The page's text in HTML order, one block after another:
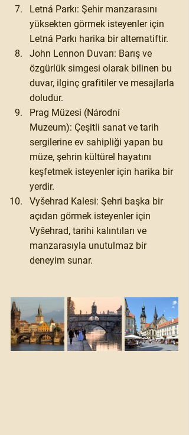
Letná Parkı: Şehir manzarasını
yüksekten görmek isteyenler için
Letná Parkı harika bir alternatiftir.
John Lennon Duvarı: Barış ve
özgürlük simgesi olarak bilinen bu
duvar, ilginç grafitiler ve mesajlarla
doludur.
Prag Müzesi (Národní
Muzeum): Çeşitli sanat ve tarih
sergilerine ev sahipliği yapan bu
müze, şehrin kültürel hayatını
keşfetmek isteyenler için harika bir
yerdir.
Vyšehrad Kalesi: Şehri başka bir
açıdan görmek isteyenler için
Vyšehrad, tarihi kalıntıları ve
manzarasıyla unutulmaz bir
deneyim sunar.